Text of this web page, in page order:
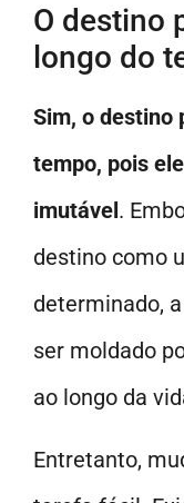
O destino
longo do
Sim, o destino
tempo, pois
imutável.
destino como
determinado,
ser moldado
ao longo da
Entretanto,